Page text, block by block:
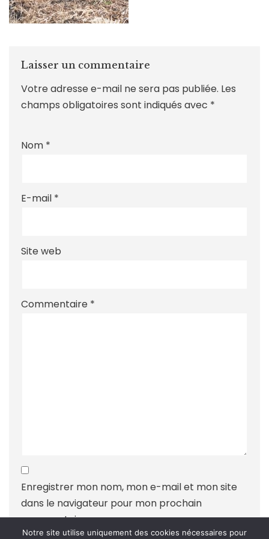
Laisser un commentaire
Votre adresse e-mail ne sera pas publiée. Les
champs obligatoires sont indiqués avec *
Nom *
E-mail *
Site web
Commentaire *
Enregistrer mon nom, mon e-mail et mon site
dans le navigateur pour mon prochain
commentaire.
Notre site utilise uniquement des cookies nécessaires pour